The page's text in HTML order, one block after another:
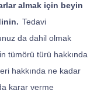
almak için beyin
Tedavi
da dahil olmak
tümörü türü hakkında
hakkında ne kadar
karar verme